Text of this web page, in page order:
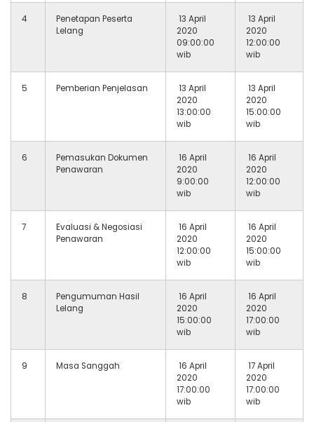
4
Penetapan Peserta
Lelang
13 April
2020
09:00:00
wib
13 April
2020
12:00:00
wib
5 Pemberian Penjelasan
13 April
2020
13:00:00
wib
13 April
2020
15:00:00
wib
6
Pemasukan Dokumen
Penawaran
16 April
2020
9:00:00
wib
16 April
2020
12:00:00
wib
7
Evaluasi & Negosiasi
Penawaran
16 April
2020
12:00:00
wib
16 April
2020
15:00:00
wib
8
Pengumuman Hasil
Lelang
16 April
2020
15:00:00
wib
16 April
2020
17:00:00
wib
9 Masa Sanggah
16 April
2020
17:00:00
wib
17 April
2020
17:00:00
wib